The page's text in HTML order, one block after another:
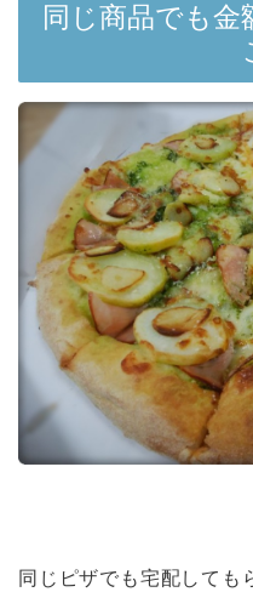
同じ商品でも金
同じピザでも宅配しても